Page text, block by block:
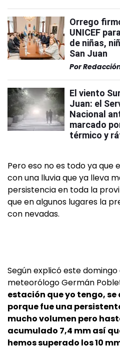
Orrego
UNICEF
de niñas,
San Juan
Por
El viento
Juan: el
Nacional
marcado
térmico y
Pero eso no es todo ya que
con una lluvia que ya lleva
persistencia en toda la
que en algunos lugares la
con nevadas.
Según explicó este
meteorólogo Germán
estación que yo tengo,
porque fue una
mucho volumen pero
acumulado 7,4 mm así
hemos superado los 10